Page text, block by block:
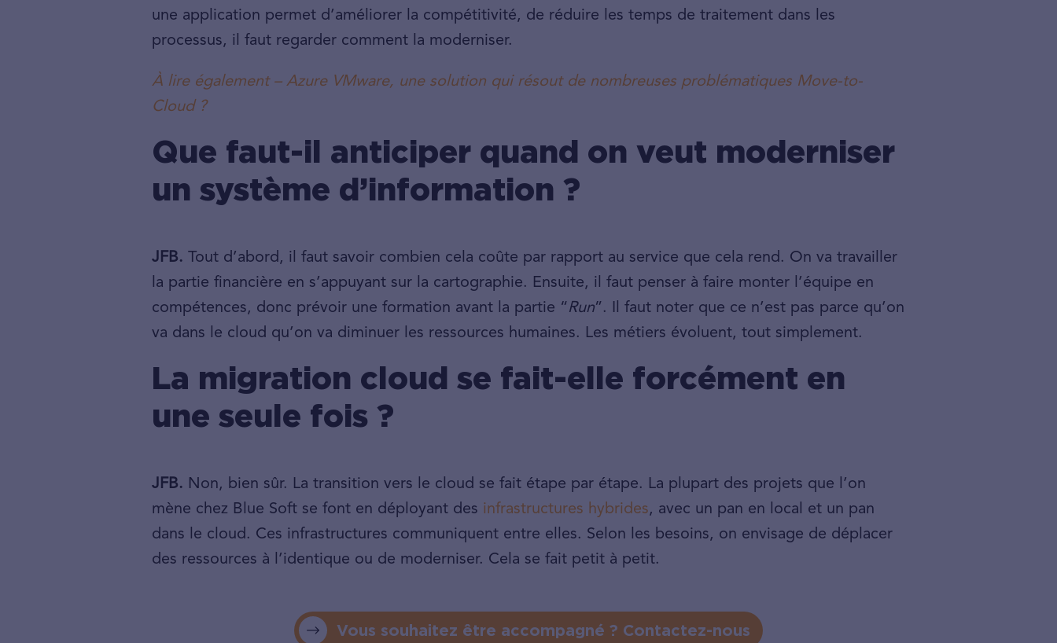
une application permet d’améliorer la compétitivité, de réduire les temps de traitement dans les
processus, il faut regarder comment la moderniser.
À lire également – Azure VMware, une solution qui résout de nombreuses problématiques Move-to-
Cloud ?
Que faut-il anticiper quand on veut moderniser
un système d’information ?
JFB. Tout d’abord, il faut savoir combien cela coûte par rapport au service que cela rend. On va travailler
la partie financière en s’appuyant sur la cartographie. Ensuite, il faut penser à faire monter l’équipe en
compétences, donc prévoir une formation avant la partie “ Run”. Il faut noter que ce n’est pas parce qu’on
va dans le cloud qu’on va diminuer les ressources humaines. Les métiers évoluent, tout simplement.
La migration cloud se fait-elle forcément en
une seule fois ?
JFB. Non, bien sûr. La transition vers le cloud se fait étape par étape. La plupart des projets que l’on
mène chez Blue Soft se font en déployant des infrastructures hybrides, avec un pan en local et un pan
dans le cloud. Ces infrastructures communiquent entre elles. Selon les besoins, on envisage de déplacer
des ressources à l’identique ou de moderniser. Cela se fait petit à petit.
Vous souhaitez être accompagné ? Contactez-nous